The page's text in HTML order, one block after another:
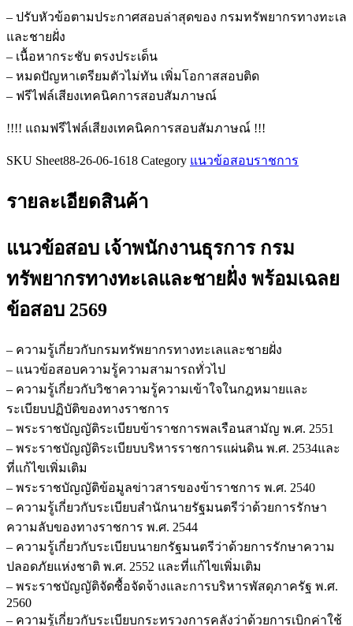
ธุรการ
กรม
ทรัพยากร
ทาง
ทะเล
ชายฝั่ง
– ปรับหัวข้อตามประกาศสอบล่าสุดของ กรมทรัพยากรทางทะเล
และชายฝั่ง
– เนื้อหากระชับ ตรงประเด็น
– หมดปัญหาเตรียมตัวไม่ทัน เพิ่มโอกาสสอบติด
– ฟรีไฟล์เสียงเทคนิคการสอบสัมภาษณ์
!!!! แถมฟรีไฟล์เสียงเทคนิคการสอบสัมภาษณ์ !!!
SKU Sheet88-26-06-1618 Category แนวข้อสอบราชการ
รายละเอียดสินค้า
แนวข้อสอบ เจ้าพนักงานธุรการ กรม
ทรัพยากรทางทะเลและชายฝั่ง พร้อมเฉลย
ข้อสอบ 2569
– ความรู้เกี่ยวกับกรมทรัพยากรทางทะเลและชายฝั่ง
– แนวข้อสอบความรู้ความสามารถทั่วไป
– ความรู้เกี่ยวกับวิชาความรู้ความเข้าใจในกฎหมายและ
ระเบียบปฏิบัติของทางราชการ
– พระราชบัญญัติระเบียบข้าราชการพลเรือนสามัญ พ.ศ. 2551
– พระราชบัญญัติระเบียบบริหารราชการแผ่นดิน พ.ศ. 2534และ
ที่แก้ไขเพิ่มเติม
– พระราชบัญญัติข้อมูลข่าวสารของข้าราชการ พ.ศ. 2540
– ความรู้เกี่ยวกับระเบียบสำนักนายรัฐมนตรีว่าด้วยการรักษา
ความลับของทางราชการ พ.ศ. 2544
– ความรู้เกี่ยวกับระเบียบนายกรัฐมนตรีว่าด้วยการรักษาความ
ปลอดภัยแห่งชาติ พ.ศ. 2552 และที่แก้ไขเพิ่มเติม
– พระราชบัญญัติจัดซื้อจัดจ้างและการบริหารพัสดุภาครัฐ พ.ศ.
2560
– ความรู้เกี่ยวกับระเบียบกระทรวงการคลังว่าด้วยการเบิกค่าใช้